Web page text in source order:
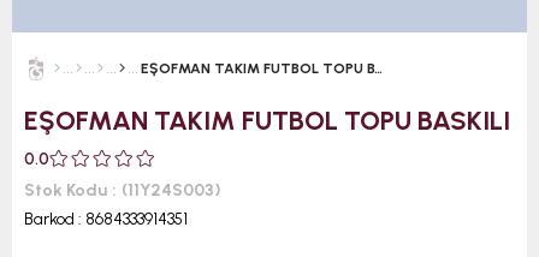
EŞOFMAN TAKIM FUTBOL TOPU BASKILI
EŞOFMAN TAKIM FUTBOL TOPU BASKILI
0.0
Stok Kodu
(11Y24S003)
Barkod : 8684333914351